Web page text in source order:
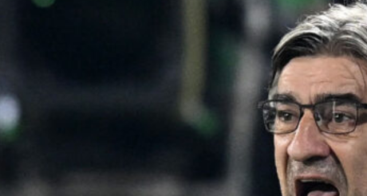
7 Agosto 2026
Addio
7 Agosto 2026
il
Levacic